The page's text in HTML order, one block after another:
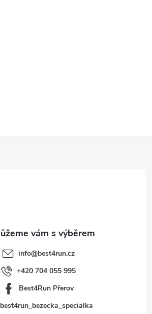
info@best4run.cz
+420 704 055 995
Best4Run Přerov
best4run_bezecka_specialka